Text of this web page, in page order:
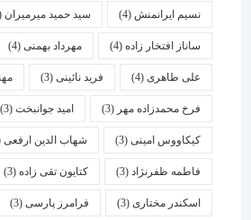
نسیم ایرانمنش(4) سید حمید میرمیران(4)
ساناز افتخار زاده(4) مهرداد بهمنی (4)
علی طاهری(4) فرید نائینی(3) مهناز
فرخ محمدزاده مهر(3) امید جوانبخت(3)
کیکاووس امینی(3) شهاب الدین ارفعی(3)
فاطمه ظفرنژاد(3) کتایون تقی زاده(3)
اسكندر مختاری (3) فرامرز پارسی(3)